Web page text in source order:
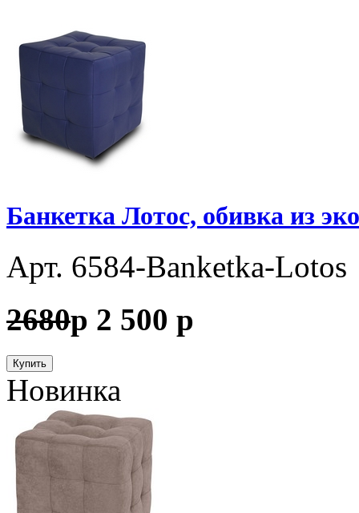
Банкетка Лотос, обивка из
Арт. 6584-Banketka-Lotos
2680p 2 500 p
Купить
Новинка